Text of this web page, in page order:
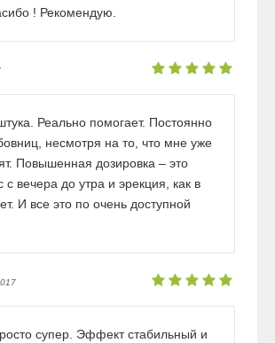
! Рекомендую.
Реально помогает. Постоянно
несмотря на то, что мне уже
Повышенная дозировка – это
с вечера до утра и эрекция, как в
И все это по очень доступной
супер. Эффект стабильный и